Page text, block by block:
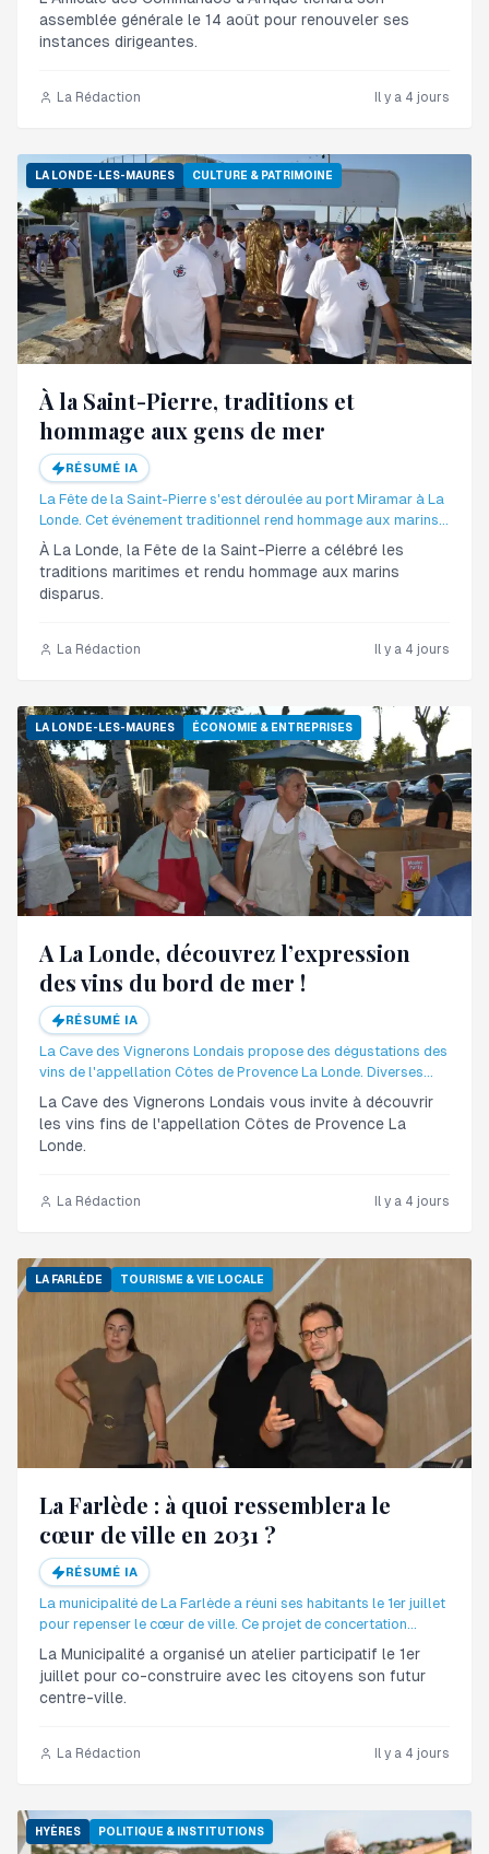
assemblée générale le 14 août pour renouveler ses
instances dirigeantes.
La Rédaction Il y a 4 jours
LA LONDE-LES-MAURES CULTURE & PATRIMOINE
À la Saint-Pierre, traditions et
hommage aux gens de mer
RÉSUMÉ IA
La Fête de la Saint-Pierre s'est déroulée au port Miramar à La
Londe. Cet événement traditionnel rend hommage aux marins
et lance la saison estivale.
À La Londe, la Fête de la Saint-Pierre a célébré les
traditions maritimes et rendu hommage aux marins
disparus.
La Rédaction Il y a 4 jours
LA LONDE-LES-MAURES ÉCONOMIE & ENTREPRISES
A La Londe, découvrez l’expression
des vins du bord de mer !
RÉSUMÉ IA
La Cave des Vignerons Londais propose des dégustations des
vins de l'appellation Côtes de Provence La Londe. Diverses
animations sont organisées tout au long du mois d'août.
La Cave des Vignerons Londais vous invite à découvrir
les vins fins de l'appellation Côtes de Provence La
Londe.
La Rédaction Il y a 4 jours
LA FARLÈDE TOURISME & VIE LOCALE
La Farlède : à quoi ressemblera le
cœur de ville en 2031 ?
RÉSUMÉ IA
La municipalité de La Farlède a réuni ses habitants le 1er juillet
pour repenser le cœur de ville. Ce projet de concertation
citoyenne vise à réaménager le centre d'ici 2031.
La Municipalité a organisé un atelier participatif le 1er
juillet pour co-construire avec les citoyens son futur
centre-ville.
La Rédaction Il y a 4 jours
HYÈRES POLITIQUE & INSTITUTIONS